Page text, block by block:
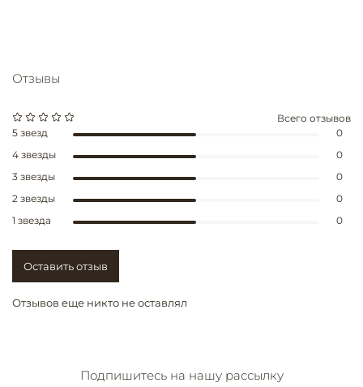
Отзывы
Отзывов еще никто не оставлял
Всего отзывов
5 звезд
0
4 звезды
0
3 звезды
0
2 звезды
0
1 звезда
0
Оставить отзыв
Подпишитесь на нашу рассылку